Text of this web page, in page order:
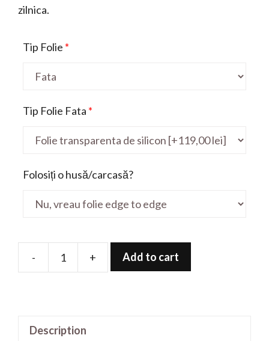
zilnica.
Tip Folie *
Tip Folie Fata *
Folosiți o husă/carcasă?
-
Folie
+ Add to cart
Description